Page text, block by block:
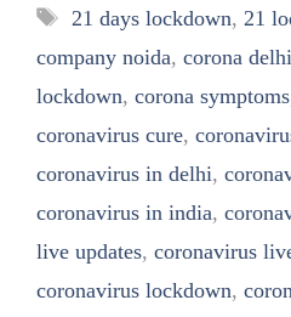
Tags
21 days lockdown, 21
company noida, corona
lockdown, corona symptoms
coronavirus cure,
coronavirus in delhi,
coronavirus in india,
live updates, coronavirus
coronavirus lockdown,